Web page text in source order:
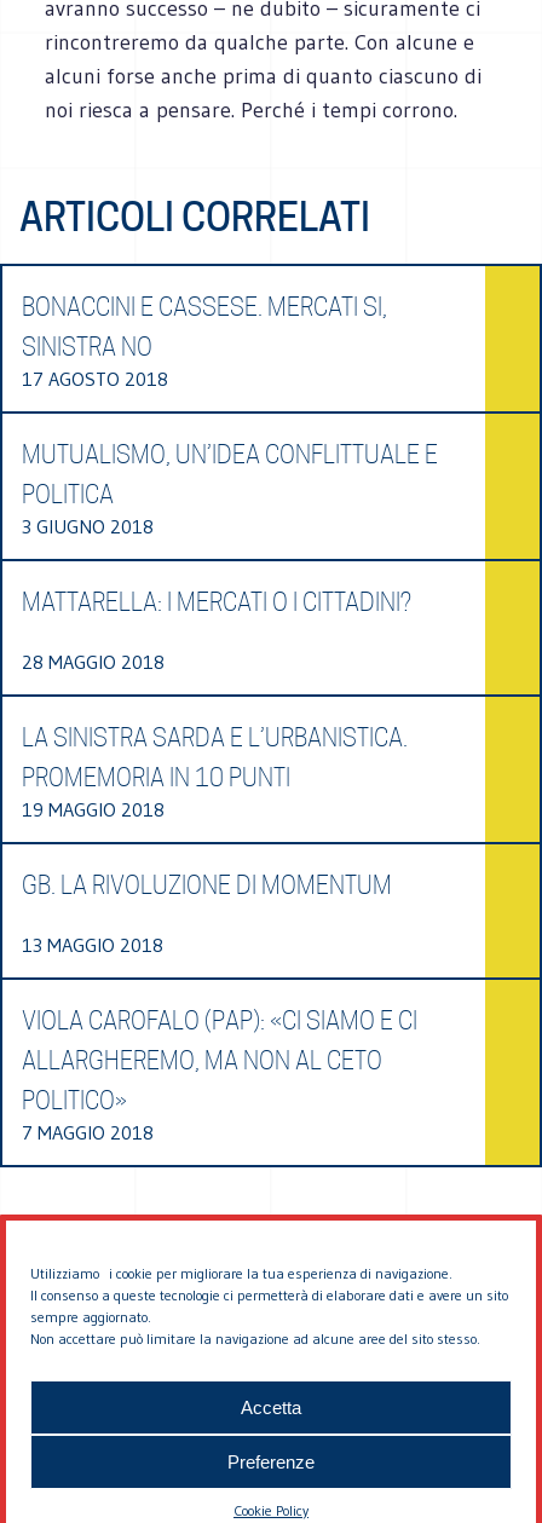
Utilizziamo i cookie per migliorare la tua esperienza di navigazione.
Il consenso a queste tecnologie ci permetterà di elaborare dati e avere un sito
sempre aggiornato.
Non accettare può limitare la navigazione ad alcune aree del sito stesso.
Accetta
Preferenze
Cookie Policy
avranno successo – ne dubito – sicuramente ci
rincontreremo da qualche parte. Con alcune e
alcuni forse anche prima di quanto ciascuno di
noi riesca a pensare. Perché i tempi corrono.
ARTICOLI CORRELATI
BONACCINI E CASSESE. MERCATI SI,
SINISTRA NO
17 AGOSTO 2018
MUTUALISMO, UN’IDEA CONFLITTUALE E
POLITICA
3 GIUGNO 2018
MATTARELLA: I MERCATI O I CITTADINI?
28 MAGGIO 2018
LA SINISTRA SARDA E L’URBANISTICA.
PROMEMORIA IN 10 PUNTI
19 MAGGIO 2018
GB. LA RIVOLUZIONE DI MOMENTUM
13 MAGGIO 2018
VIOLA CAROFALO (PAP): «CI SIAMO E CI
ALLARGHEREMO, MA NON AL CETO
POLITICO»
7 MAGGIO 2018
© 2026 EDDYBURG